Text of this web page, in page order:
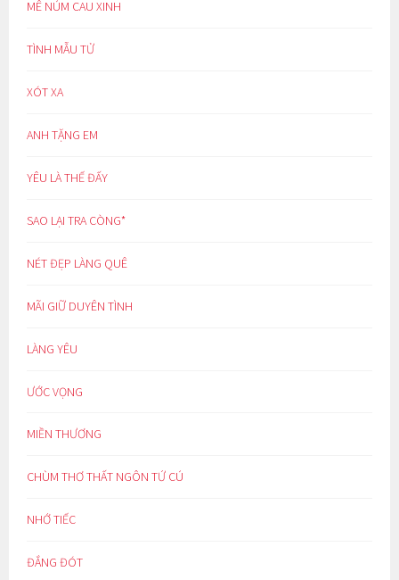
MÊ NÚM CAU XINH
TÌNH MẪU TỬ
XÓT XA
ANH TẶNG EM
YÊU LÀ THẾ ĐẤY
SAO LẠI TRA CÒNG*
NÉT ĐẸP LÀNG QUÊ
MÃI GIỮ DUYÊN TÌNH
LÀNG YÊU
ƯỚC VỌNG
MIỀN THƯƠNG
CHÙM THƠ THẤT NGÔN TỨ CÚ
NHỚ TIẾC
ĐẮNG ĐÓT